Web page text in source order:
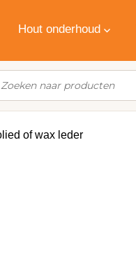
Hout onderhoud
of wax leder